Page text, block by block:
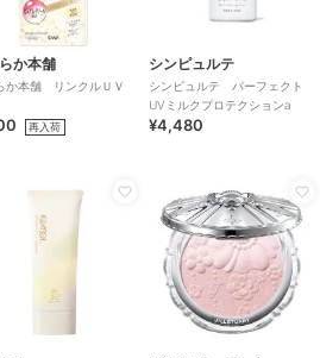
か本舗
か本舗 リンクルＵＶ
再入荷
シンピュルテ
シンピュルテ パーフェクト
UVミルクプロテクションa
¥4,480